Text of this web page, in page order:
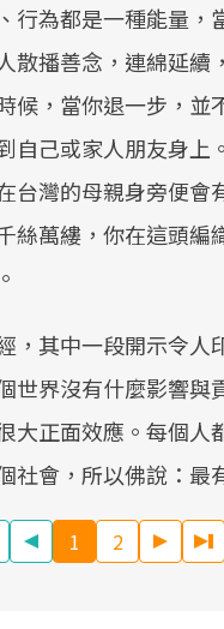
行為都是一種能量
散播善念，連綿延
候，當你退一步，
自己或家人朋友身
台灣的母親身旁便
絲萬縷，你在這頭
，其中一段開示令
世界沒有什麼影響
大正面效應。每個
社會，所以佛說：最
1 2